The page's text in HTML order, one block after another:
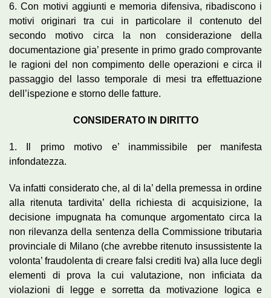
6. Con motivi aggiunti e memoria difensiva, ribadiscono i
motivi originari tra cui in particolare il contenuto del
secondo motivo circa la non considerazione della
documentazione gia’ presente in primo grado comprovante
le ragioni del non compimento delle operazioni e circa il
passaggio del lasso temporale di mesi tra effettuazione
dell’ispezione e storno delle fatture.
CONSIDERATO IN DIRITTO
1. Il primo motivo e’ inammissibile per manifesta
infondatezza.
Va infatti considerato che, al di la’ della premessa in ordine
alla ritenuta tardivita’ della richiesta di acquisizione, la
decisione impugnata ha comunque argomentato circa la
non rilevanza della sentenza della Commissione tributaria
provinciale di Milano (che avrebbe ritenuto insussistente la
volonta’ fraudolenta di creare falsi crediti Iva) alla luce degli
elementi di prova la cui valutazione, non inficiata da
violazioni di legge e sorretta da motivazione logica e